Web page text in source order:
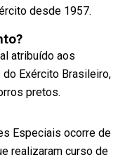
desde 1957.
atribuído aos
Exército Brasileiro,
pretos.
Especiais ocorre de
realizaram curso de